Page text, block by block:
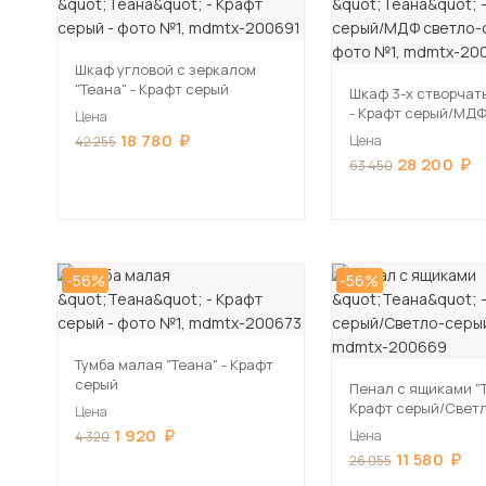
Шкаф угловой с зеркалом
"Теана" - Крафт серый
Цена
42 255 18 780
Шкаф 3-х
- Крафт серый/
серый
Цена
63 450 28 200
-56%
Тумба малая "Теана" - Крафт
серый
Цена
4 320 1 920
-56%
Пенал с ящиками
Крафт серый/
Цена
26 055 11 580